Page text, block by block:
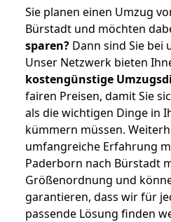
Sie planen einen Umzug
Bürstadt und möchten
sparen? Dann sind Sie bei
Unser Netzwerk bieten
kostengünstige
fairen Preisen, damit Sie
als die wichtigen Dinge in
kümmern müssen.
umfangreiche Erfahrung
Paderborn nach Bürstadt
Größenordnung und
garantieren, dass wir für
passende Lösung finden